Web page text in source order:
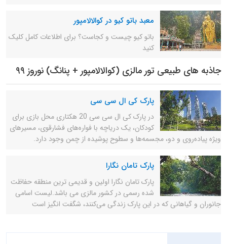
معبد باتو کیو در کوالالامپور
باتو کیو چیست و کجاست؟ برای اطلاعات کامل کلیک
کنید
جاذبه های طبیعی تور مالزی (کوالالامپور + پنانگ) نوروز ۹۹
پارک کی ال سی سی
در پارک کی ال سی سی 20 هکتاری محل بازی برای
کودکان، یک دریاچه با فواره‌های فشارقوی، مسیرهای
ویژه پیاده‌روی و دو، مجسمه‌ها و سطوح پوشیده از چمن وجود دارد.
پارک تامان نگارا
پارک تامان نگارا اولین و قدیمی ترین منطقه حفاظت
شده رسمی در کشور مالزی می باشد.لیست اسامی
جانوران و گیاهانی که در این پارک زندگی می‌کنند، شگفت انگیز است